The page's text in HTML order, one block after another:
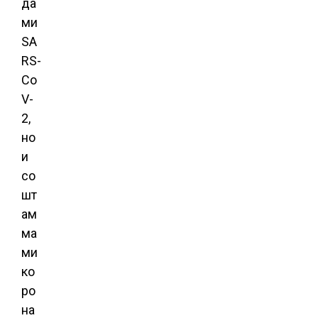
да
ми
SA
RS-
Co
V-
2,
но
и
со
шт
ам
ма
ми
ко
ро
на